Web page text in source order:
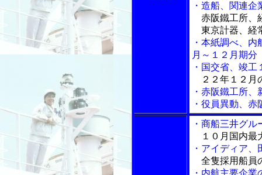
・造船、関連
赤阪鐵工所、
東京計器、経
・本紙調べ、
月～１２月期分
・国交省、竣
２２年１２月
・赤阪鐵工所
・役員異動、
・商船三井グ
１０月国内最
・アイディア
全隻採用船員
・内航主要企